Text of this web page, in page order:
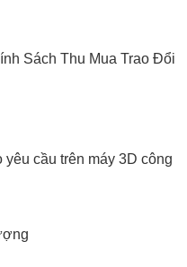
Sách Thu Mua Trao Đổi
cầu trên máy 3D công